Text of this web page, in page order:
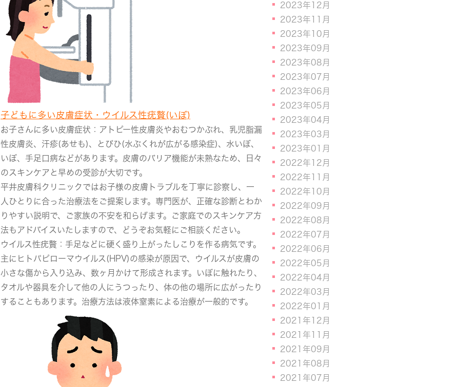
子どもに多い皮膚症状・ウイルス性疣贅(いぼ)
お子さんに多い皮膚症状 ：アトピー性皮膚炎やおむつかぶれ、乳児脂漏
性皮膚炎、汗疹(あせも)、とびひ(水ぶくれが広がる感染症)、水いぼ、
いぼ、手足口病などがあります。皮膚のバリア機能が未熟なため、日々
のスキンケアと早めの受診が大切です。
平井皮膚科クリニックではお子様の皮膚トラブルを丁寧に診察し、一
人ひとりに合った治療法をご提案します。専門医が、正確な診断とわか
りやすい説明で、ご家族の不安を和らげます。ご家庭でのスキンケア方
法もアドバイスいたしますので、どうぞお気軽にご相談ください。
ウイルス性疣贅 ：手足などに硬く盛り上がったしこりを作る病気です。
主にヒトパピローマウイルス(HPV)の感染が原因で、ウイルスが皮膚の
小さな傷から入り込み、数ヶ月かけて形成されます。いぼに触れたり、
タオルや器具を介して他の人にうつったり、体の他の場所に広がったり
することもあります。治療方法は液体窒素による治療が一般的です。
2023年12月
2023年11月
2023年10月
2023年09月
2023年08月
2023年07月
2023年06月
2023年05月
2023年04月
2023年03月
2023年01月
2022年12月
2022年11月
2022年10月
2022年09月
2022年08月
2022年07月
2022年06月
2022年05月
2022年04月
2022年03月
2022年01月
2021年12月
2021年11月
2021年09月
2021年08月
2021年07月